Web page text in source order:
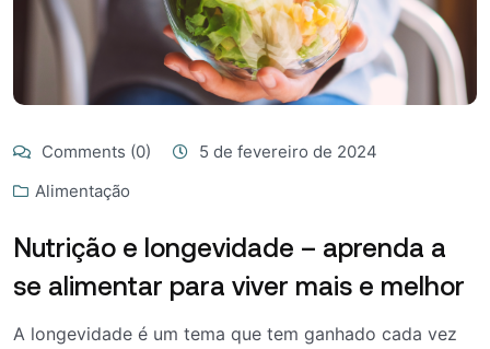
Comments (0)
5 de fevereiro de 2024
Alimentação
Nutrição e longevidade – aprenda a
se alimentar para viver mais e melhor
A longevidade é um tema que tem ganhado cada vez